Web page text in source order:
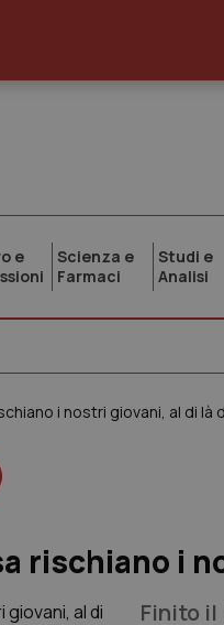
e
Scienza e
Farmaci
Studi e
Analisi
i nostri giovani, al di là
rischiano i
Finito il